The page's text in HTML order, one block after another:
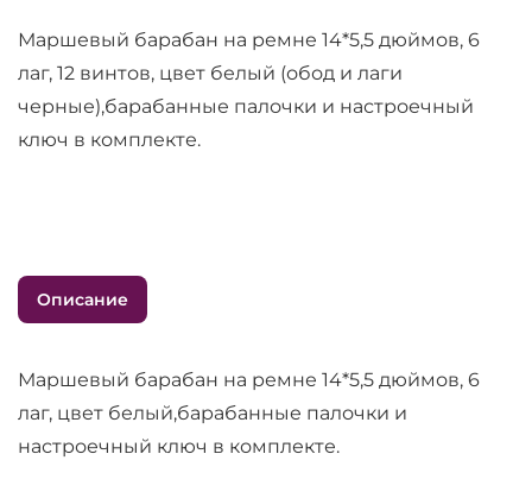
Маршевый барабан на ремне 14*5,5 дюймов, 6
лаг, 12 винтов, цвет белый (обод и лаги
черные),барабанные палочки и настроечный
ключ в комплекте.
Описание
Маршевый барабан на ремне 14*5,5 дюймов, 6
лаг, цвет белый,барабанные палочки и
настроечный ключ в комплекте.